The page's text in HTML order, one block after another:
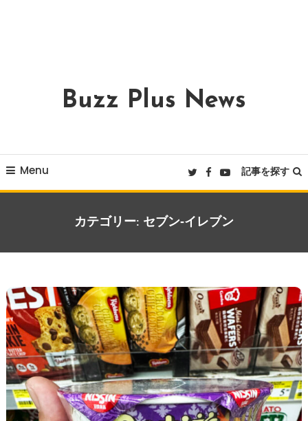
Buzz Plus News
Menu 記事を探す
カテゴリー: セブン‐イレブン